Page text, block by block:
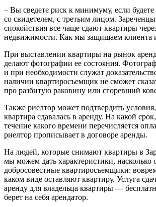
– Вы сведете риск к минимуму, если будете
со свидетелем, с третьим лицом.
спокойствия все чаще сдают квартиры
недвижимости. Как мы защищаем клиента
При выставлении квартиры на рынок
делают фотографии ее состояния.
и при необходимости служат
наличии квартиросъемщик не сможет
про разбитую раковину или сгоревший
Также риелтор может подтвердить
квартира сдавалась в аренду. На какой
течение какого времени перечисляется
риелтор прописывает в договоре аренды.
На людей, которые снимают квартиры в
мы можем дать характеристики, насколько
добросовестные квартиросъемщики:
каком виде оставляют квартиру. Услуга
аренду для владельца квартиры —
берет на себя арендатор.